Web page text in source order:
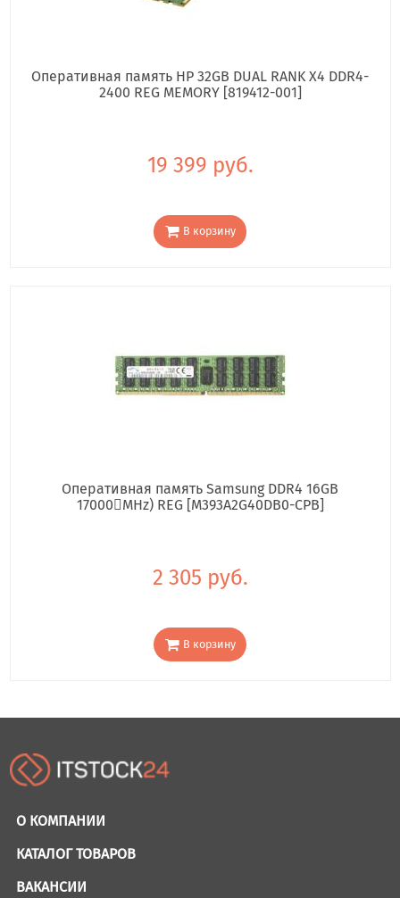
Оперативная память HP 32GB DUAL RANK X4 DDR4-
2400 REG MEMORY [819412-001]
19 399 руб.
В корзину
Оперативная память Samsung DDR4 16GB
17000񢋕MHz) REG [M393A2G40DB0-CPB]
2 305 руб.
В корзину
О КОМПАНИИ
КАТАЛОГ ТОВАРОВ
ВАКАНСИИ